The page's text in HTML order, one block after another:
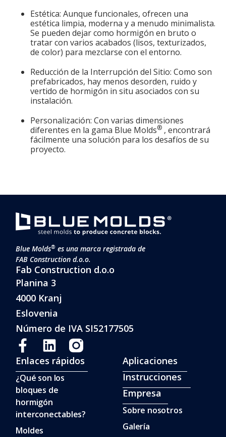
Estética: Aunque funcionales, ofrecen una
estética limpia, moderna y a menudo minimalista.
Se pueden dejar como hormigón en bruto o
tratar con varios acabados (lisos, texturizados,
de color) para mezclarse con el entorno.
Reducción de la Interrupción del Sitio: Como son
prefabricados, hay menos desorden, ruido y
vertido de hormigón in situ asociados con su
instalación.
Personalización: Con varias dimensiones
diferentes en la gama Blue Molds® , encontrará
fácilmente una solución para los desafíos de su
proyecto.
Blue Molds® es una marca registrada de
FAB Construction d.o.o.
Fab Construction d.o.o
Planina 3
4000 Kranj
Eslovenia
Número de IVA SI52177505
Enlaces rápidos
¿Qué son los
bloques de
hormigón
interconectables?
Moldes
Aplicaciones
Instrucciones
Empresa
Sobre nosotros
Galería